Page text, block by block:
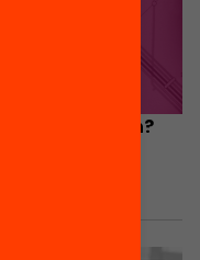
la educación?
luz de la